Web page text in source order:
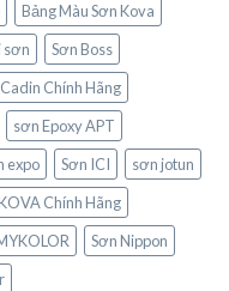
Bảng Màu Sơn Kova
sơn
Sơn Boss
Chính Hãng
sơn Epoxy APT
expo Sơn ICI
sơn jotun
Chính Hãng
Sơn Nippon